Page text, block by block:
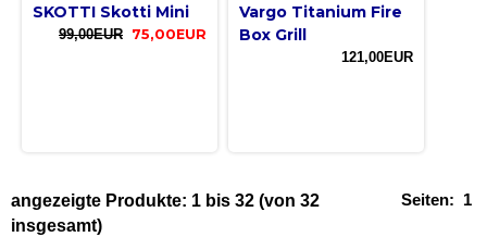
SKOTTI Skotti Mini
99,00EUR 75,00EUR
Vargo Titanium Fire
Box Grill
121,00EUR
Seiten: 1
angezeigte Produkte: 1 bis 32 (von 32
insgesamt)